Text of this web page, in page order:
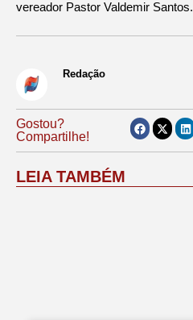
vereador Pastor Valdemir Santos.
Redação
Gostou?
Compartilhe!
LEIA TAMBÉM